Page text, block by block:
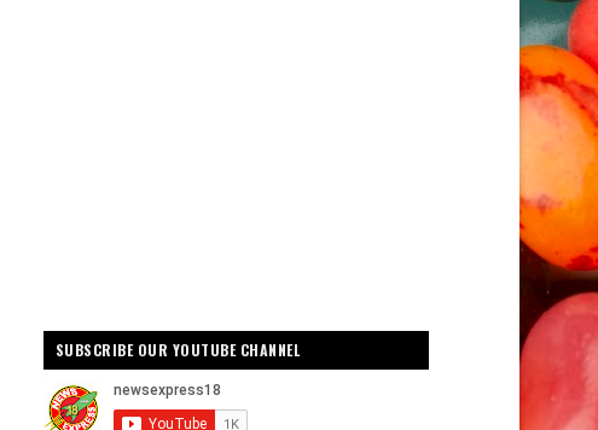
SUBSCRIBE OUR YOUTUBE CHANNEL